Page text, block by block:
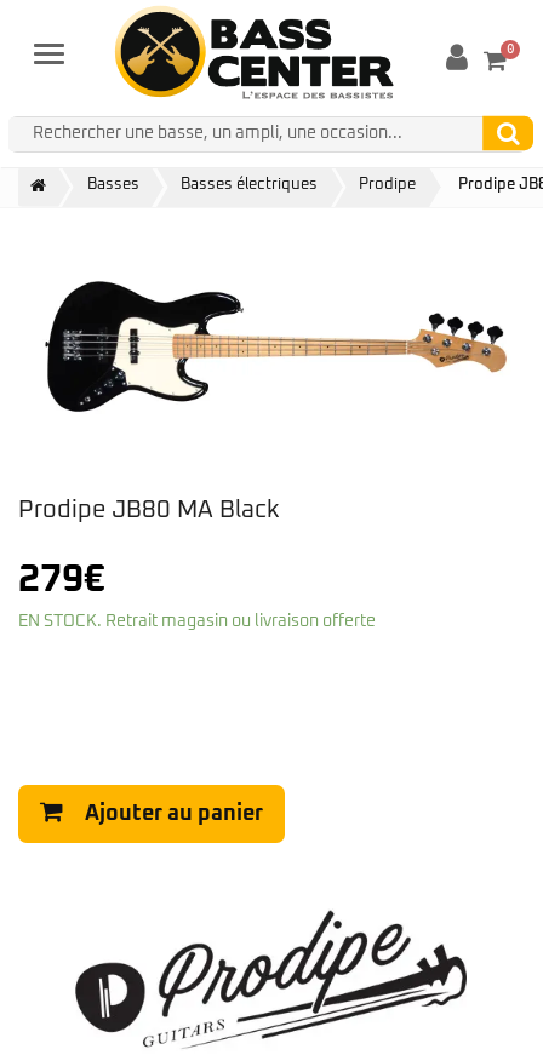
Menu 0
Basses Basses électriques Prodipe Prodipe
Prodipe JB80 MA Black
279€
EN STOCK. Retrait magasin ou livraison offerte
Ajouter au panier